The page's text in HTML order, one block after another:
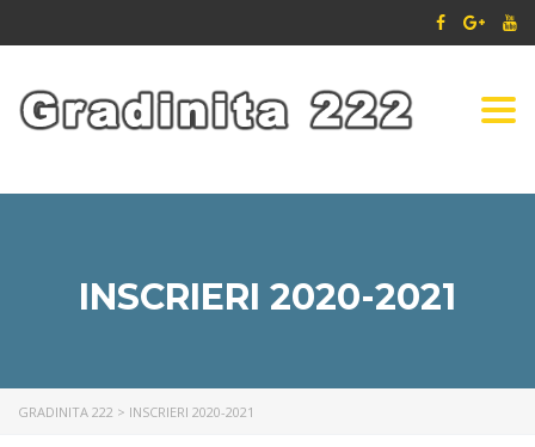
INSCRIERI 2020-2021
GRADINITA 222 > INSCRIERI 2020-2021